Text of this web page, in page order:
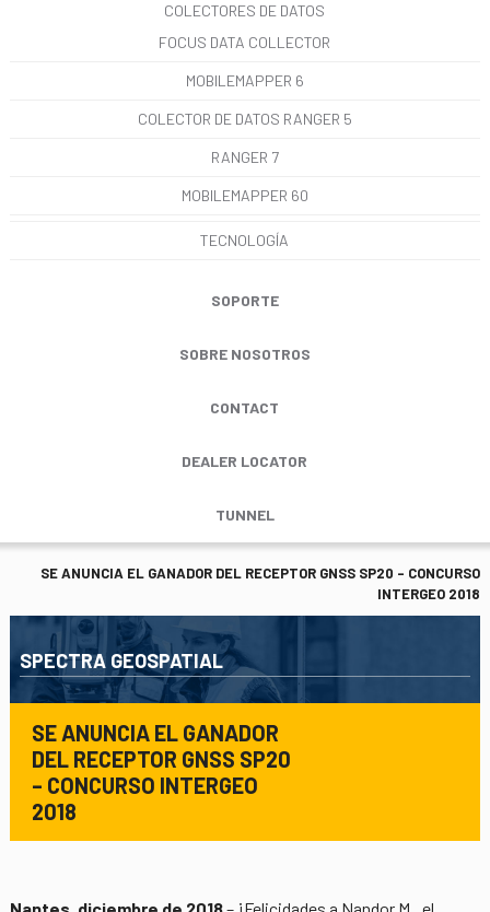
COLECTORES DE DATOS
FOCUS DATA COLLECTOR
MOBILEMAPPER 6
COLECTOR DE DATOS RANGER 5
RANGER 7
MOBILEMAPPER 60
TECNOLOGÍA
SOPORTE
SOBRE NOSOTROS
CONTACT
DEALER LOCATOR
TUNNEL
SE ANUNCIA EL GANADOR DEL RECEPTOR GNSS SP20 – CONCURSO
INTERGEO 2018
SE ANUNCIA EL GANADOR
DEL RECEPTOR GNSS SP20
– CONCURSO INTERGEO
2018
SPECTRA GEOSPATIAL